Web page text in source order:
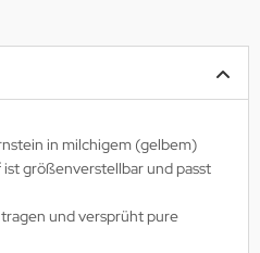
in milchigem (gelbem)
größenverstellbar und passt
und versprüht pure